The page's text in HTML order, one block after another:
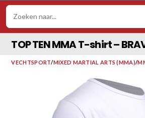
TOP TEN MMA T-shirt –
VECHTSPORT/MIXED MARTIAL ARTS (MMA)/